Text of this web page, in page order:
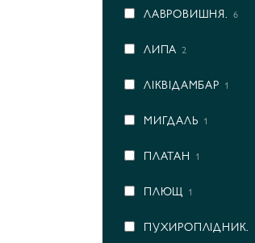
ЛАВРОВИШНЯ. 6
ЛИПА 2
ЛІКВІДАМБАР 1
МИГДАЛЬ 1
ПЛАТАН 1
ПЛЮЩ 1
ПУХИРОПЛІДНИК.